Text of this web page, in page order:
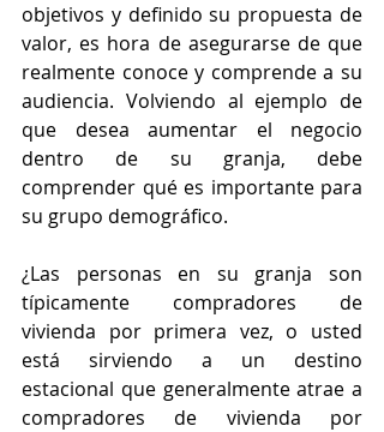
objetivos y definido su propuesta de
valor, es hora de asegurarse de que
realmente conoce y comprende a su
audiencia. Volviendo al ejemplo de
que desea aumentar el negocio
dentro de su granja, debe
comprender qué es importante para
su grupo demográfico.
¿Las personas en su granja son
típicamente compradores de
vivienda por primera vez, o usted
está sirviendo a un destino
estacional que generalmente atrae a
compradores de vivienda por